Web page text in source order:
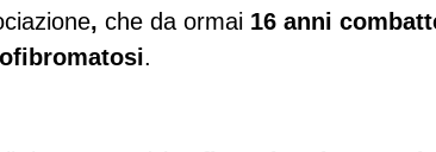
, che da ormai 16 anni
.